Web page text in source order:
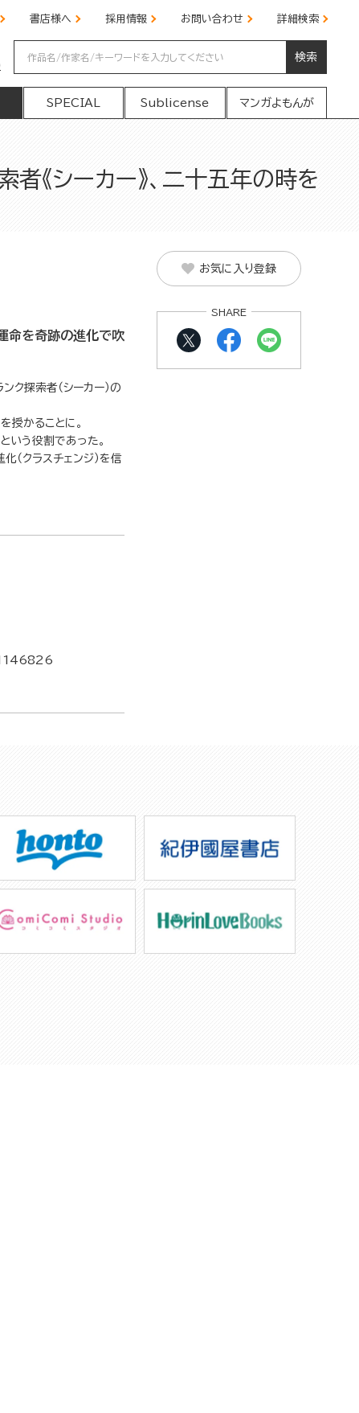
書店様へ 採用情報 お問い合わせ 詳細検索
検索
SPECIAL Sublicense マンガよもんが
《シーカー》、二十五年の時を
命を奇跡の進化で吹
ク探索者（シーカー）の
授かることに。
いう役割であった。
（クラスチェンジ）を信
お気に入り登録
SHARE